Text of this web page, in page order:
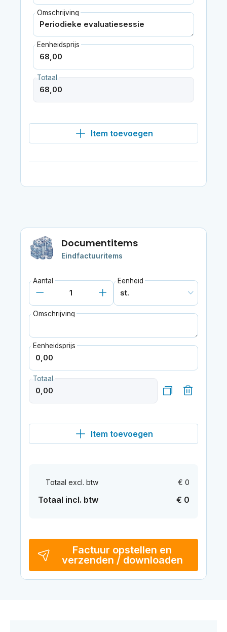
Omschrijving
Eenheidsprijs
Totaal
Item toevoegen
Documentitems
Eindfactuuritems
Aantal Eenheid
Omschrijving
Eenheidsprijs
Totaal
Item toevoegen
Totaal excl. btw € 0
Totaal incl. btw € 0
Factuur opstellen en
verzenden / downloaden